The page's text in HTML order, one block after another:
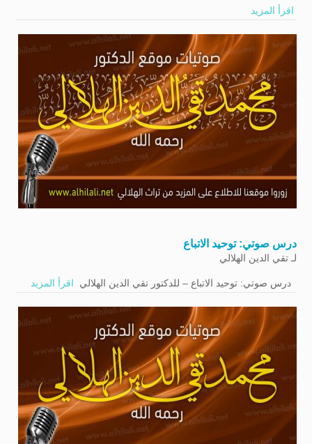
اقرأ المزيد
درس صوتي: توحيد الاتباع
لـتقي الدين الهلالي
درس صوتي: توحيد الاتباع – للدكتور تقي الدين الهلالي اقرأ المزيد